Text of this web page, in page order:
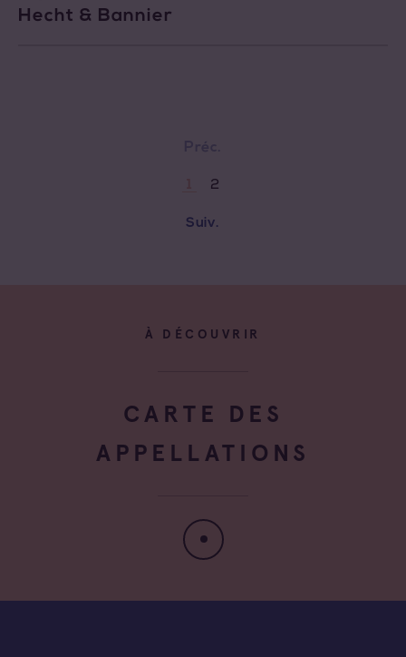
Hecht & Bannier
2
Suiv.
À DÉCOUVRIR
CARTE DES
APPELLATIONS